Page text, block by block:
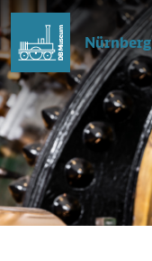
Nürnberg